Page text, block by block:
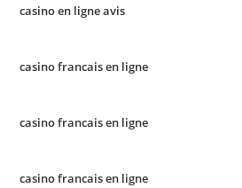
casino en ligne avis
casino francais en ligne
casino francais en ligne
casino francais en ligne